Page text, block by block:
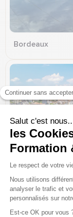
Bordeaux
Chartres